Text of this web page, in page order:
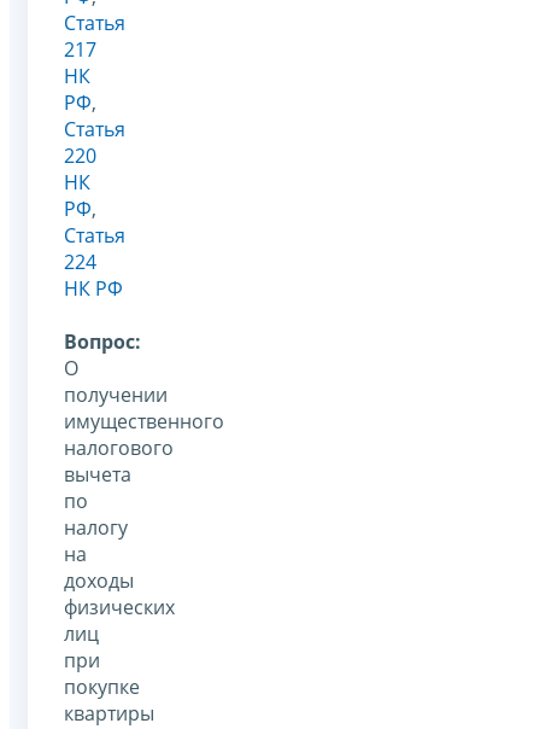
Статья
217
НК
РФ,
Статья
220
НК
РФ,
Статья
224
НК РФ
Вопрос:
О
получении
имущественного
налогового
вычета
по
налогу
на
доходы
физических
лиц
при
покупке
квартиры